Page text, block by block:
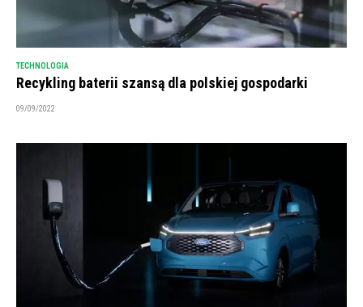
TECHNOLOGIA
Recykling baterii szansą dla polskiej gospodarki
09/09/2022